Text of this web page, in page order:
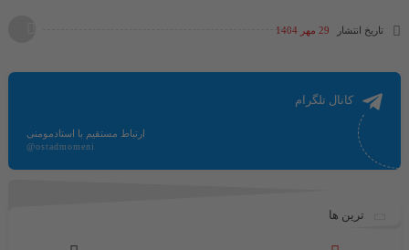
تاریخ انتشار 29 مهر 1404
کانال تلگرام
ارتباط مستقیم با استادمومنی
@ostadmomeni
ترین ها